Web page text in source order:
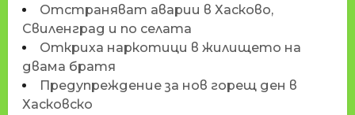
Отстраняват аварии в Хасково,
Свиленград и по селата
Откриха наркотици в жилището на
двама братя
Предупреждение за нов горещ ден в
Хасковско